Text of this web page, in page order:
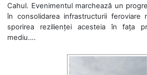
Cahul. Evenimentul marchează un
în consolidarea infrastructurii feroviare
sporirea rezilienței acesteia în fața
mediu....